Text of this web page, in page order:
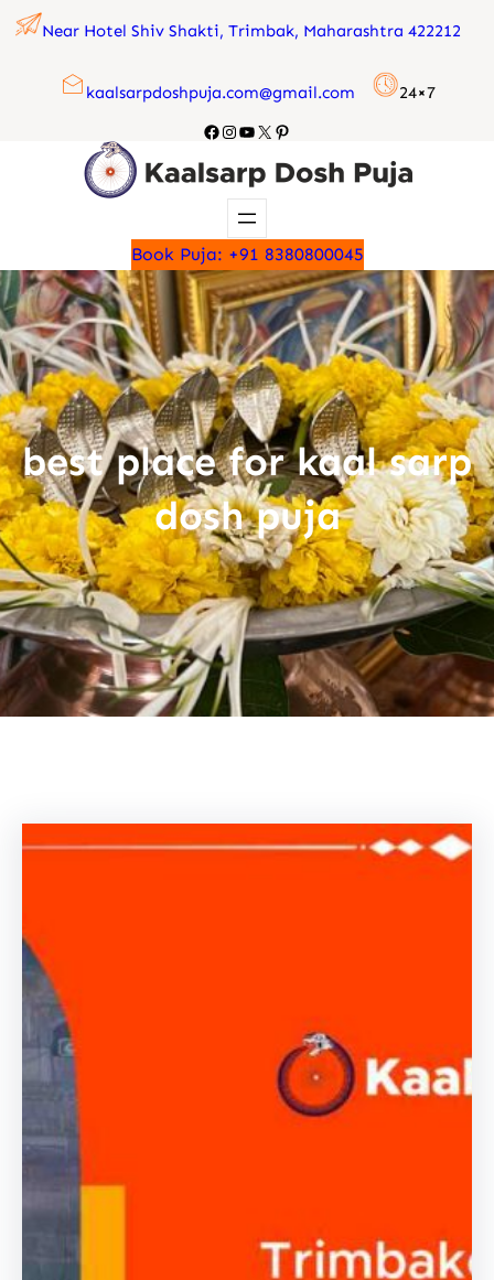
Skip
content
Near Hotel Shiv Shakti, Trimbak, Maharashtra 422212
kaalsarpdoshpuja.com@gmail.com 24×7
Facebook
Instagram
YouTube
X Pinterest
Book Puja: +91 8380800045
best place for kaal sarp
dosh puja